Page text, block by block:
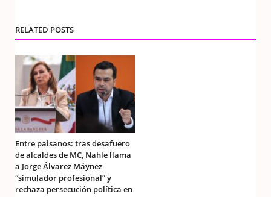
RELATED POSTS
Entre paisanos: tras desafuero
de alcaldes de MC, Nahle llama
a Jorge Álvarez Máynez
“simulador profesional” y
rechaza persecución política en